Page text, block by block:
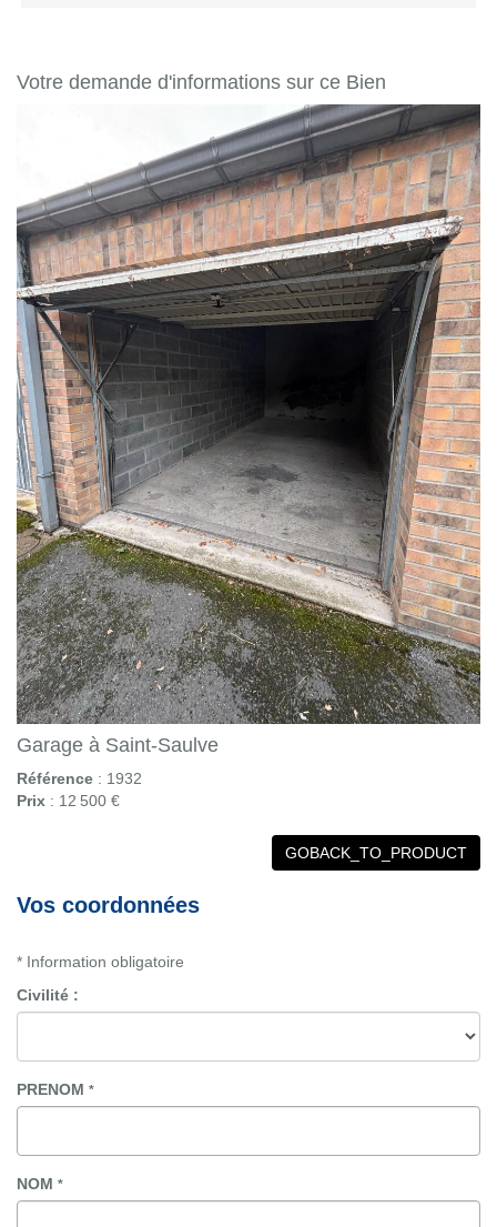
Votre demande d'informations sur ce Bien
Garage à Saint-Saulve
Référence : 1932
Prix : 12 500 €
GOBACK_TO_PRODUCT
Vos coordonnées
* Information obligatoire
Civilité :
PRENOM *
NOM *